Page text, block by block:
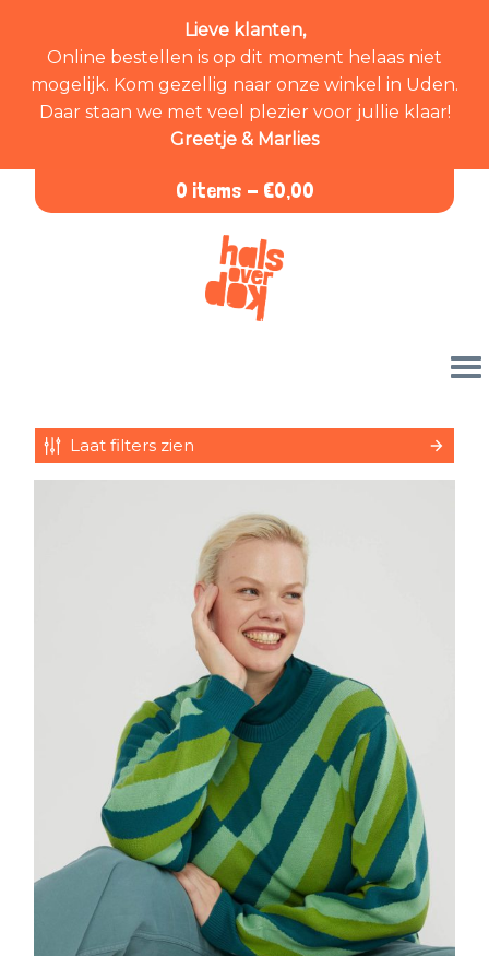
Lieve klanten,
Online bestellen is op dit moment helaas niet
mogelijk. Kom gezellig naar onze winkel in Uden.
Daar staan we met veel plezier voor jullie klaar!
Greetje & Marlies
0 items - €0,00
Laat filters zien